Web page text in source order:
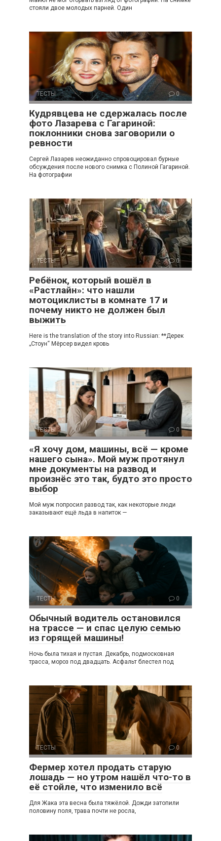
стояли двое молодых парней. Один
ТЕСТЫ 0
Кудрявцева не сдержалась после
фото Лазарева с Гагариной:
поклонники снова заговорили о
ревности
Сергей Лазарев неожиданно спровоцировал бурные
обсуждения после нового снимка с Полиной Гагариной.
На фотографии
ТЕСТЫ 0
Ребёнок, который вошёл в
«Растлайн»: что нашли
мотоциклисты в комнате 17 и
почему никто не должен был
выжить
Here is the translation of the story into Russian: **Дерек
„Стоун“ Мёрсер видел кровь
ТЕСТЫ 0
«Я хочу дом, машины, всё — кроме
нашего сына». Мой муж протянул
мне документы на развод и
произнёс это так, будто это просто
выбор
Мой муж попросил развод так, как некоторые люди
заказывают ещё льда в напиток —
ТЕСТЫ 0
Обычный водитель остановился
на трассе — и спас целую семью
из горящей машины!
Ночь была тихая и пустая. Декабрь, подмосковная
трасса, мороз под двадцать. Асфальт блестел под
ТЕСТЫ 0
Фермер хотел продать старую
лошадь — но утром нашёл что-то в
её стойле, что изменило всё
Для Жака эта весна была тяжёлой. Дожди затопили
половину поля, трава почти не росла,